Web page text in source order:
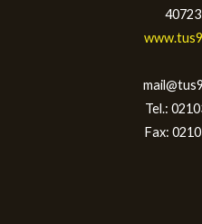
Tel.:
Fax: